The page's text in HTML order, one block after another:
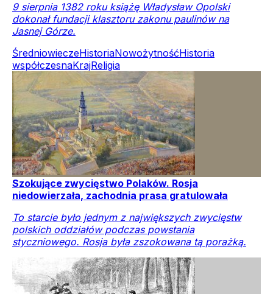
9 sierpnia 1382 roku książę Władysław Opolski
dokonał fundacji klasztoru zakonu paulinów na
Jasnej Górze.
ŚredniowieczeHistoriaNowożytnośćHistoria
współczesnaKrajReligia
Szokujące zwycięstwo Polaków. Rosja
niedowierzała, zachodnia prasa gratulowała
To starcie było jednym z największych zwycięstw
polskich oddziałów podczas powstania
styczniowego. Rosja była zszokowana tą porażką.